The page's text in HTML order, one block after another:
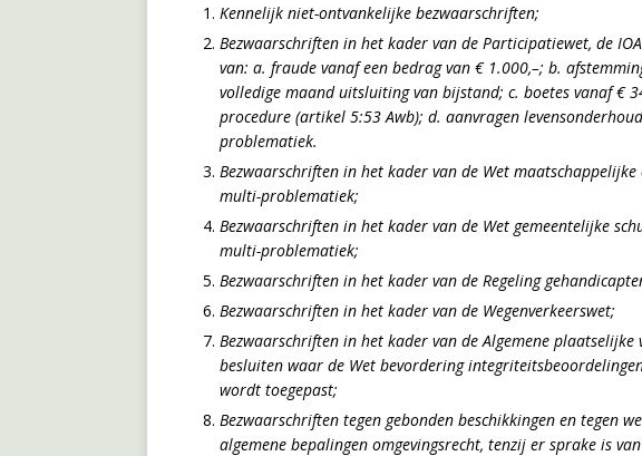
Kennelijk niet-ontvankelijke bezwaarschriften;
Bezwaarschriften in het kader van de Participatiewet, de
van: a. fraude vanaf een bedrag van € 1.000,–; b.
volledige maand uitsluiting van bijstand; c. boetes vanaf €
procedure (artikel 5:53 Awb); d. aanvragen
problematiek.
Bezwaarschriften in het kader van de Wet
multi-problematiek;
Bezwaarschriften in het kader van de Wet gemeentelijke
multi-problematiek;
Bezwaarschriften in het kader van de Regeling
Bezwaarschriften in het kader van de Wegenverkeerswet;
Bezwaarschriften in het kader van de Algemene
besluiten waar de Wet bevordering
wordt toegepast;
Bezwaarschriften tegen gebonden beschikkingen en tegen
algemene bepalingen omgevingsrecht, tenzij er sprake is